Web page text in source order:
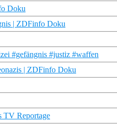
Doku
| ZDFinfo Doku
#gefängnis #justiz #waffen
| ZDFinfo Doku
TV Reportage